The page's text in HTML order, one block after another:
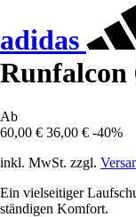
adidas
Runfalcon
Ab
60,00 € 36,00 € -40%
inkl. MwSt. zzgl.
Ein vielseitiger
ständigen Komfort.